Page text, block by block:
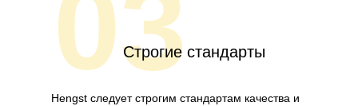
03Строгие стандарты
Hengst следует строгим стандартам качества и